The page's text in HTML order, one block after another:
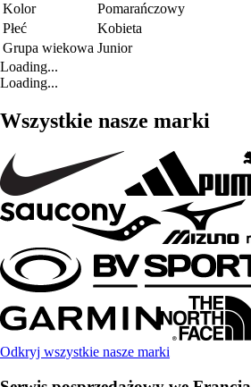
Kolor
Pomarańczowy
Płeć
Kobieta
Grupa wiekowa Junior
Loading...
Loading...
Wszystkie nasze marki
Odkryj wszystkie nasze marki